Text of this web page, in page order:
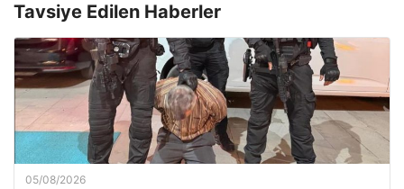
Tavsiye Edilen Haberler
05/08/2026